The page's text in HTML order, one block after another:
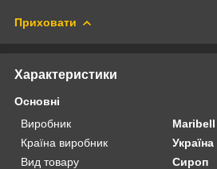
Приховати
Характеристики
Основні
Виробник
Maribell
Країна виробник
Україна
Вид товару
Сироп